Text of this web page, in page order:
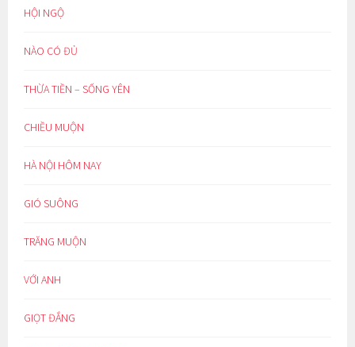
HỘI NGỘ
NÀO CÓ ĐỦ
THỪA TIỀN – SỐNG YÊN
CHIỀU MUỘN
HÀ NỘI HÔM NAY
GIÓ SUÔNG
TRĂNG MUỘN
VỚI ANH
GIỌT ĐẮNG